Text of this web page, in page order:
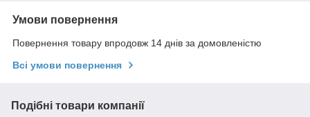
Умови повернення
Повернення товару впродовж 14 днів за домовленістю
Всі умови повернення
Подібні товари компанії